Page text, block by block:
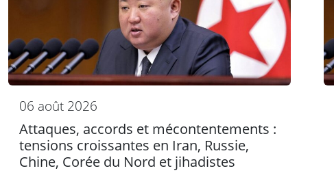
06 août 2026
Attaques, accords et mécontentements :
tensions croissantes en Iran, Russie,
Chine, Corée du Nord et jihadistes